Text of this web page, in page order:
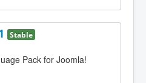
Stable
Pack for Joomla!